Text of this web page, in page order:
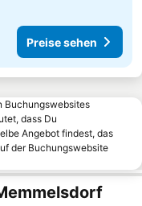
Preise sehen
Buchungswebsites
dass Du
Angebot findest, das
der Buchungswebsite